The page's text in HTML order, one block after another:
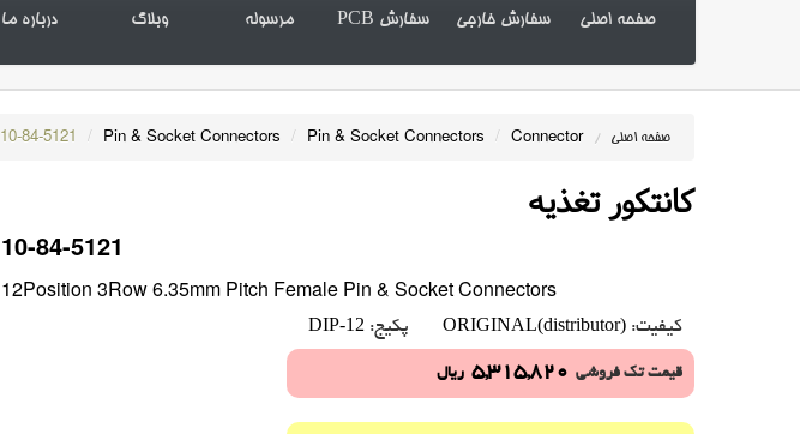
صفحه اصلی سفارش خارجی سفارش PCB مرسوله وبلاگ درباره ما
صفحه اصلی /
Connector
/
Pin & Socket Connectors
/
Pin & Socket Connectors
/
10-84-5121
کانتکور تغذیه
10-84-5121
12Position 3Row 6.35mm Pitch Female Pin & Socket Connectors
کیفیت: ORIGINAL(distributor) پکیج: DIP-12
قیمت تک فروشی 5,315,820 ریال